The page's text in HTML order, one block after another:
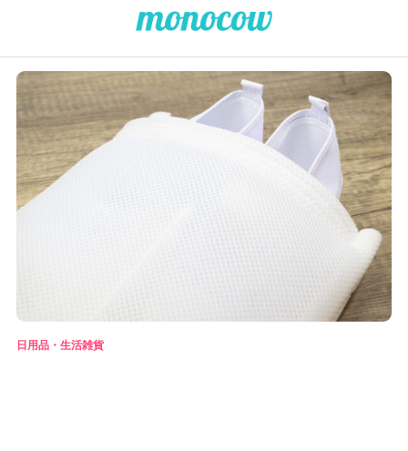
日用品・生活雑貨